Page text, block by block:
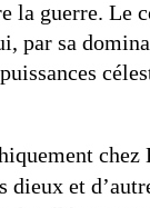
la guerre.
par sa
chez
et